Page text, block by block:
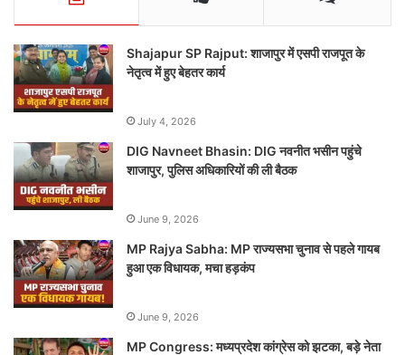
Shajapur SP Rajput: शाजापुर में एसपी राजपूत के
नेतृत्व में हुए बेहतर कार्य
July 4, 2026
DIG Navneet Bhasin: DIG नवनीत भसीन पहुंचे
शाजापुर, पुलिस अधिकारियों की ली बैठक
June 9, 2026
MP Rajya Sabha: MP राज्यसभा चुनाव से पहले गायब
हुआ एक विधायक, मचा हड़कंप
June 9, 2026
MP Congress: मध्यप्रदेश कांग्रेस को झटका, बड़े नेता